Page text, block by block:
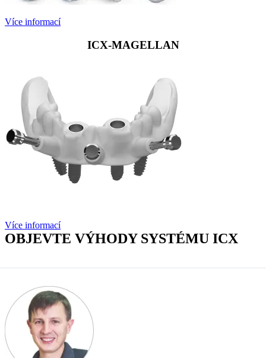
Více informací
ICX-MAGELLAN
Více informací
OBJEVTE VÝHODY SYSTÉMU ICX